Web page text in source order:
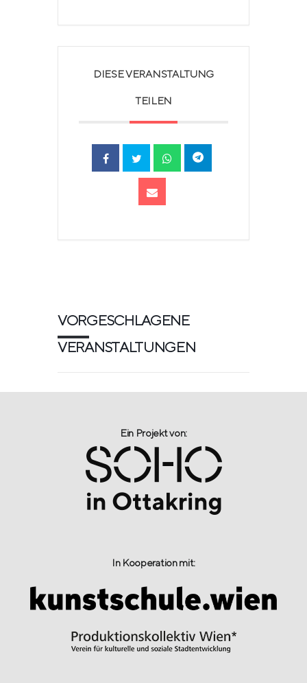
DIESE VERANSTALTUNG
TEILEN
VORGESCHLAGENE
VERANSTALTUNGEN
Ein Projekt von:​
In Kooperation mit: